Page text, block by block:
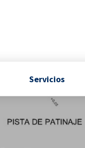
Servicios